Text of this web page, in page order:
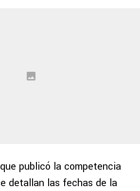
publicó la competencia
detallan las fechas de la